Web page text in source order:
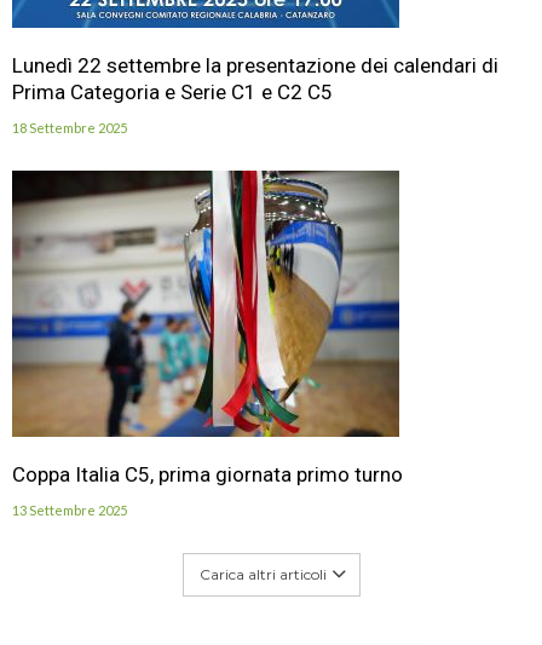
Lunedì 22 settembre la presentazione dei calendari di
Prima Categoria e Serie C1 e C2 C5
18 Settembre 2025
Coppa Italia C5, prima giornata primo turno
13 Settembre 2025
Carica altri articoli